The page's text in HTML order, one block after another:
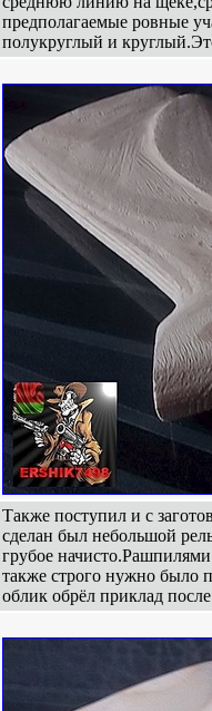
предполагаемые ровные
полукруглый и
Также поступил и с
сделан был небольшой
грубое
также строго нужно было
облик обрёл приклад